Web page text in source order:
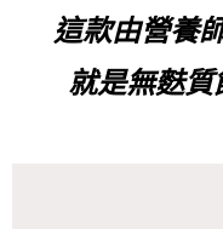
這款由營養
就是無麩質